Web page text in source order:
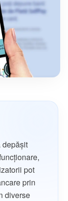
depășit
pot
prin
diverse